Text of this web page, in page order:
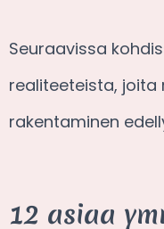
Seuraavissa
realiteeteista, joita
rakentaminen
12 asiaa